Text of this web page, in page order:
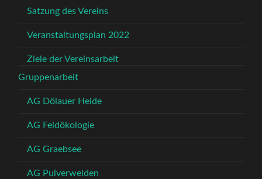
Satzung des Vereins
Veranstaltungsplan 2022
Ziele der Vereinsarbeit
Gruppenarbeit
AG Dölauer Heide
AG Feldökologie
AG Graebsee
AG Pulverweiden